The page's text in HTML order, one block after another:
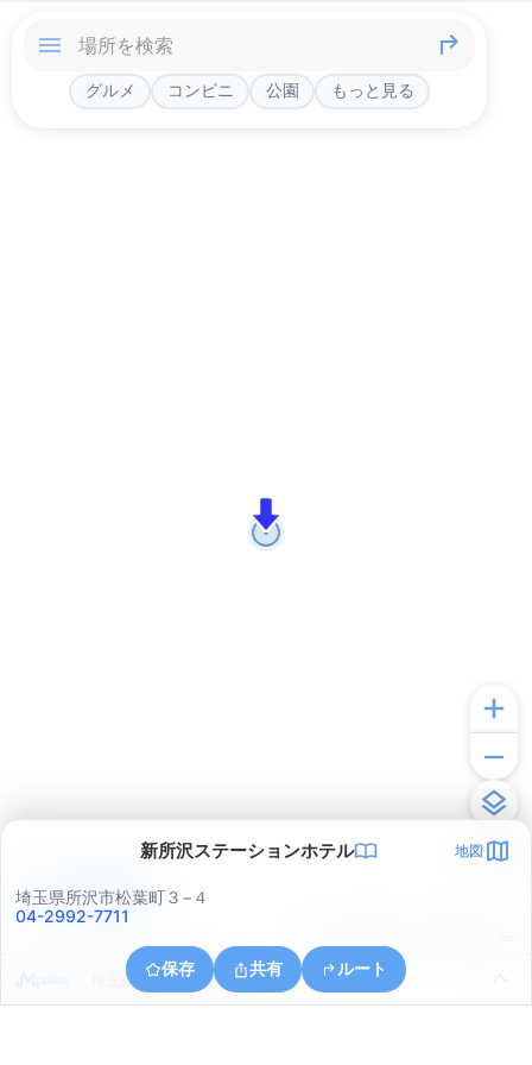
グルメ コンビニ 公園 もっと見る
新所沢ステーションホテル 地図
埼玉県所沢市松葉町３−４
04-2992-7711
保存 共有 ルート
埼玉県所沢市大字下富
アプリで見る